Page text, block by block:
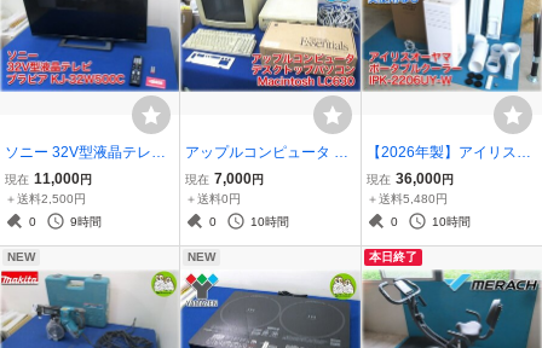
ソニー 32V型液晶テレビ
ブラビア KJ-32W500C 外
付HDD裏番組録画対応 早
見再生 オートチャプター
発】
現在 11,000円
＋送料2,500円
0
9時間
アップルコンピュータ デ
スクトップパソコン Maci
ntosh LC630 13インチモ
ニターM1297付 レトロP
途送料
現在 7,000円
＋送料0円
0
10時間
【2026年製】アイリスオ
ーヤマ ポータブルクーラ
ー IPK-2206UY-W 冷房2.0
kW 4.5～7畳 ヤマダオリ
用なし【長野発】
現在 36,000円
＋送料5,480円
0
10時間
NEW NEW 本日終了